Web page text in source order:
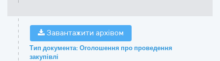
Завантажити архівом
Тип документа: Оголошення про проведення
закупівлі